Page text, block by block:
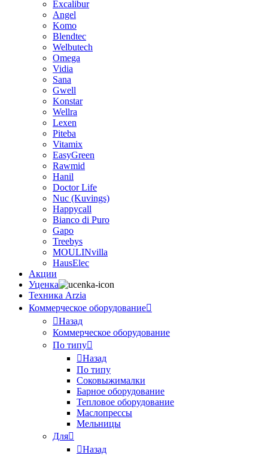
Excalibur
Angel
Komo
Blendtec
Welbutech
Omega
Vidia
Sana
Gwell
Konstar
Wellra
Lexen
Piteba
Vitamix
EasyGreen
Rawmid
Hanil
Doctor Life
Nuc (Kuvings)
Happycall
Bianco di Puro
Gapo
Treebys
MOULINvilla
HausElec
Акции
Уценка
Техника Arzia
Коммерческое оборудование
Назад
Коммерческое оборудование
По типу
Назад
По типу
Соковыжималки
Барное оборудование
Тепловое оборудование
Маслопрессы
Мельницы
Для
Назад